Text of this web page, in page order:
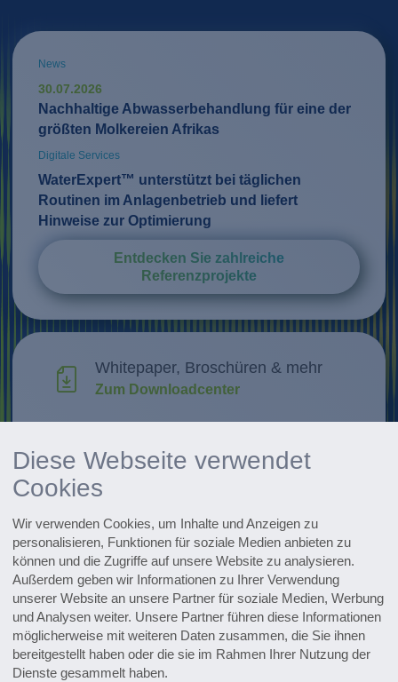
Diese Webseite verwendet
Cookies
Wir verwenden Cookies, um Inhalte und Anzeigen zu
personalisieren, Funktionen für soziale Medien anbieten zu
können und die Zugriffe auf unsere Website zu analysieren.
Außerdem geben wir Informationen zu Ihrer Verwendung
unserer Website an unsere Partner für soziale Medien, Werbung
und Analysen weiter. Unsere Partner führen diese Informationen
möglicherweise mit weiteren Daten zusammen, die Sie ihnen
bereitgestellt haben oder die sie im Rahmen Ihrer Nutzung der
Dienste gesammelt haben.
News
30.07.2026
Nachhaltige Abwasserbehandlung für eine der
größten Molkereien Afrikas
Digitale Services
WaterExpert™ unterstützt bei täglichen
Routinen im Anlagenbetrieb und liefert
Hinweise zur Optimierung
Entdecken Sie zahlreiche
Referenzprojekte
Whitepaper, Broschüren & mehr
Zum Downloadcenter
Innovationen entdecken
Zu den Terminen
Zum Pharmaceutical Newsletter
anmelden